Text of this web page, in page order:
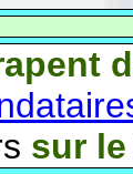
sur